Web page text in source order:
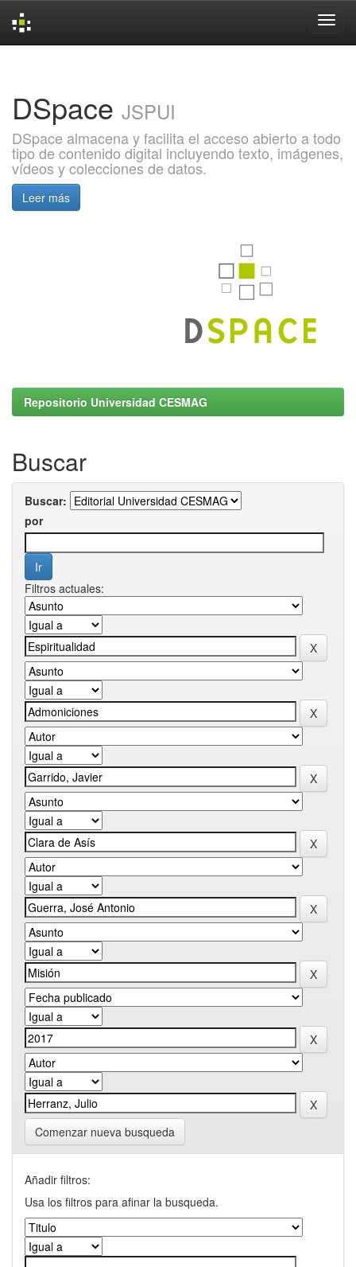
DSpace JSPUI
DSpace almacena y facilita el acceso abierto a todo
tipo de contenido digital incluyendo texto, imágenes,
vídeos y colecciones de datos.
Leer más
Repositorio Universidad CESMAG
Buscar
Buscar:
por
Filtros actuales:
Comenzar nueva busqueda
Añadir filtros:
Usa los filtros para afinar la busqueda.